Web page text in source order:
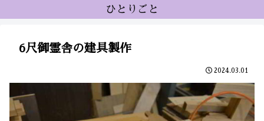
ひとりごと
6尺御霊舎の建具製作
2024.03.01